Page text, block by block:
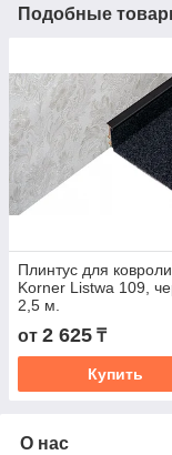
Подобные
Плинтус для
Korner Listwa 109,
2,5 м.
от 2 625 ₸
Купить
О нас